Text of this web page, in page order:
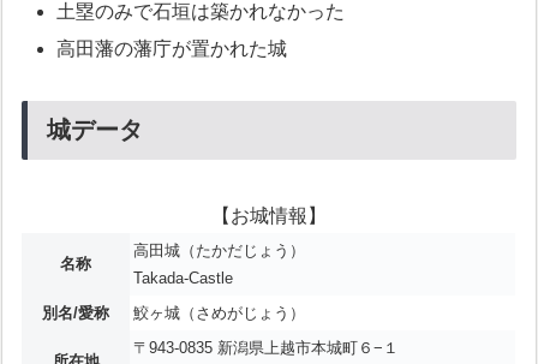
土塁のみで石垣は築かれなかった
高田藩の藩庁が置かれた城
城データ
【お城情報】
名称
高田城（たかだじょう）
Takada-Castle
別名/愛称
鮫ヶ城（さめがじょう）
〒943-0835 新潟県上越市本城町６−１